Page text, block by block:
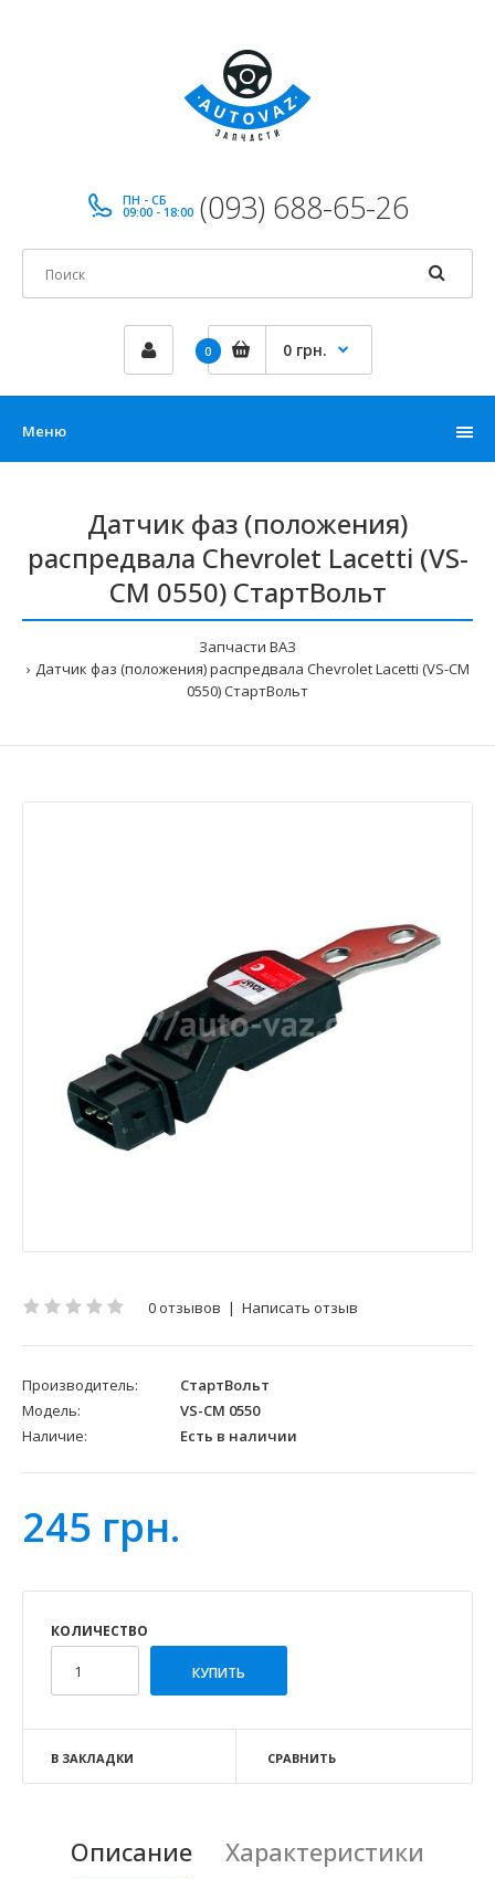
ПН - СБ
09:00 - 18:00 (093) 688-65-26
0 0 грн.
Меню
Датчик фаз (положения)
распредвала Chevrolet Lacetti (VS-
CM 0550) СтартВольт
Запчасти ВАЗ
Датчик фаз (положения) распредвала Chevrolet Lacetti (VS-CM
0550) СтартВольт
0 отзывов | Написать отзыв
Производитель:
СтартВольт
Модель:
VS-CM 0550
Наличие:
Есть в наличии
245 грн.
КОЛИЧЕСТВО
В ЗАКЛАДКИ СРАВНИТЬ
Описание
Характеристики